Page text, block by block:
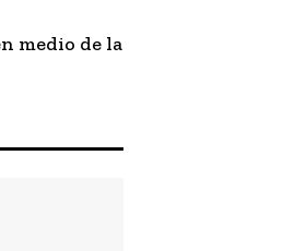
medio de la